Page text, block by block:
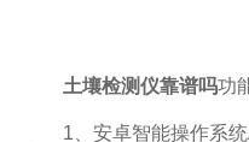
土壤检测仪靠谱吗功
1、安卓智能操作系统